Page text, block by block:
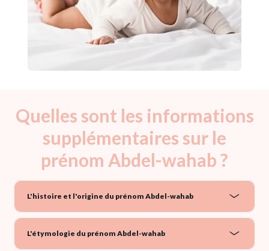
Quelles sont les informations
supplémentaires sur le
prénom Abdel-wahab ?
L'histoire et l'origine du prénom Abdel-wahab
L'étymologie du prénom Abdel-wahab